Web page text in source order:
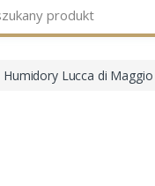
Humidory Lucca di Maggio